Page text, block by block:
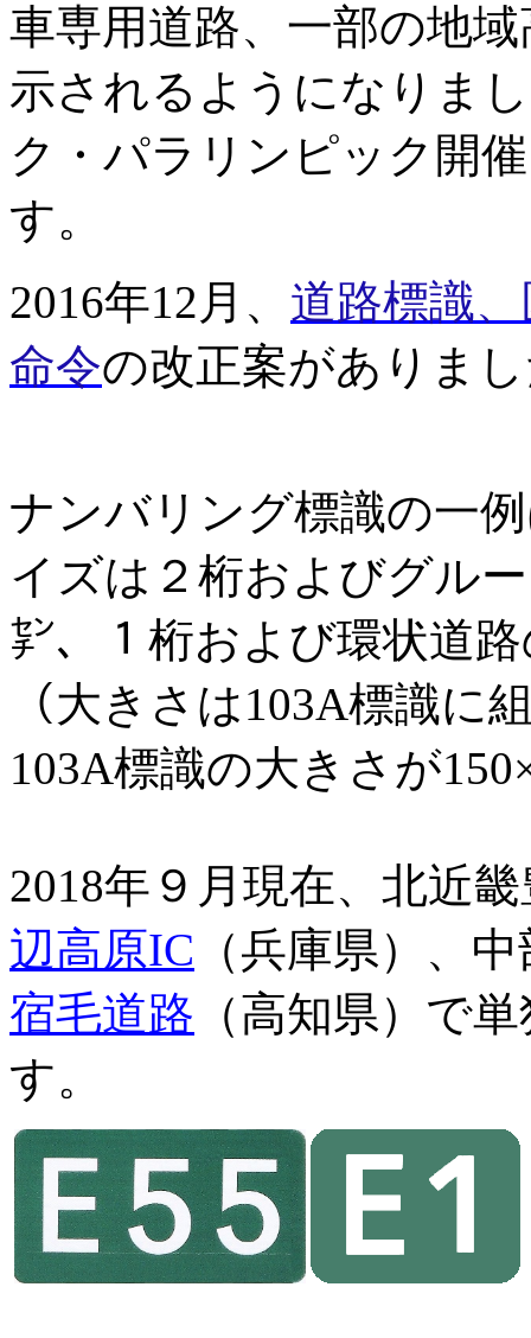
車専用道路、一部の地
示されるようになりま
ク・パラリンピック開
す。
2016年12 月、 道路標識
命令の改正案がありま
ナンバリング標識の一
イズは２桁およびグル
㌢、１桁および環状道
（大きさは103A標識に
103A標識の大きさが150
2018年９月現在、北近
辺高原IC （兵庫県）、
宿毛道路 （高知県）で
す。